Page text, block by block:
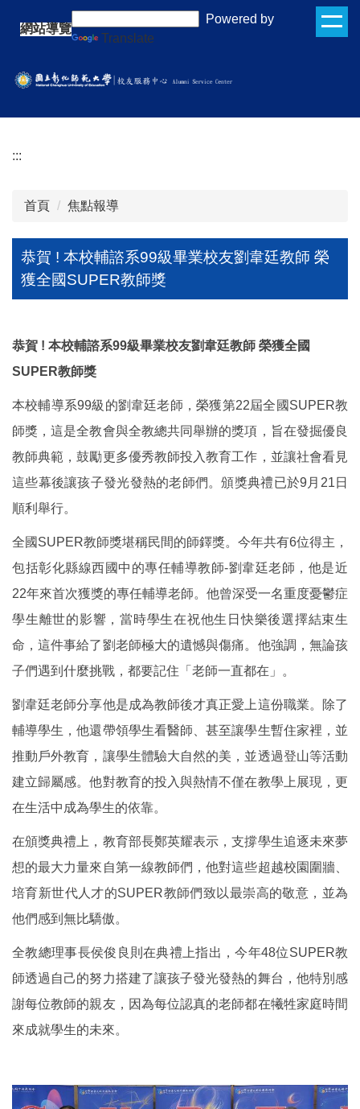
要
內
網站導覽
Powered by
Translate
:::
首頁 焦點報導
恭賀 ! 本校輔諮系99級畢業校友劉韋廷教師 榮
獲全國SUPER教師獎
恭賀 ! 本校輔諮系99級畢業校友劉韋廷教師 榮獲全國
SUPER教師獎
本校輔導系99級的劉韋廷老師，榮獲第22屆全國SUPER教
師獎，這是全教會與全教總共同舉辦的獎項，旨在發掘優良
教師典範，鼓勵更多優秀教師投入教育工作，並讓社會看見
這些幕後讓孩子發光發熱的老師們。頒獎典禮已於9月21日
順利舉行。
全國SUPER教師獎堪稱民間的師鐸獎。今年共有6位得主，
包括彰化縣線西國中的專任輔導教師-劉韋廷老師，他是近
22年來首次獲獎的專任輔導老師。他曾深受一名重度憂鬱症
學生離世的影響，當時學生在祝他生日快樂後選擇結束生
命，這件事給了劉老師極大的遺憾與傷痛。他強調，無論孩
子們遇到什麼挑戰，都要記住「老師一直都在」。
劉韋廷老師分享他是成為教師後才真正愛上這份職業。除了
輔導學生，他還帶領學生看醫師、甚至讓學生暫住家裡，並
推動戶外教育，讓學生體驗大自然的美，並透過登山等活動
建立歸屬感。他對教育的投入與熱情不僅在教學上展現，更
在生活中成為學生的依靠。
在頒獎典禮上，教育部長鄭英耀表示，支撐學生追逐未來夢
想的最大力量來自第一線教師們，他對這些超越校園圍牆、
培育新世代人才的SUPER教師們致以最崇高的敬意，並為
他們感到無比驕傲。
全教總理事長侯俊良則在典禮上指出，今年48位SUPER教
師透過自己的努力搭建了讓孩子發光發熱的舞台，他特別感
謝每位教師的親友，因為每位認真的老師都在犧牲家庭時間
來成就學生的未來。